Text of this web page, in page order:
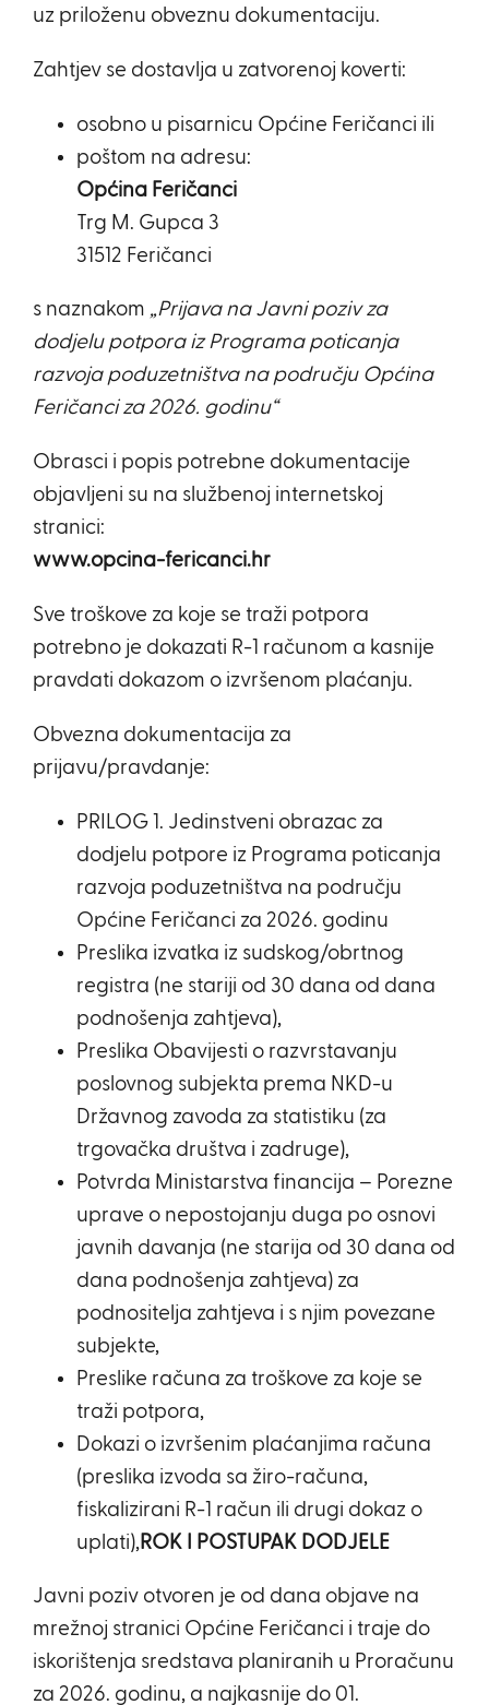
uz priloženu obveznu dokumentaciju.
Zahtjev se dostavlja u zatvorenoj koverti:
osobno u pisarnicu Općine Feričanci ili
poštom na adresu:
Općina Feričanci
Trg M. Gupca 3
31512 Feričanci
s naznakom „Prijava na Javni poziv za
dodjelu potpora iz Programa poticanja
razvoja poduzetništva na području Općina
Feričanci za 2026. godinu“
Obrasci i popis potrebne dokumentacije
objavljeni su na službenoj internetskoj
stranici:
www.opcina-fericanci.hr
Sve troškove za koje se traži potpora
potrebno je dokazati R-1 računom a kasnije
pravdati dokazom o izvršenom plaćanju.
Obvezna dokumentacija za
prijavu/pravdanje:
PRILOG 1. Jedinstveni obrazac za
dodjelu potpore iz Programa poticanja
razvoja poduzetništva na području
Općine Feričanci za 2026. godinu
Preslika izvatka iz sudskog/obrtnog
registra (ne stariji od 30 dana od dana
podnošenja zahtjeva),
Preslika Obavijesti o razvrstavanju
poslovnog subjekta prema NKD-u
Državnog zavoda za statistiku (za
trgovačka društva i zadruge),
Potvrda Ministarstva financija – Porezne
uprave o nepostojanju duga po osnovi
javnih davanja (ne starija od 30 dana od
dana podnošenja zahtjeva) za
podnositelja zahtjeva i s njim povezane
subjekte,
Preslike računa za troškove za koje se
traži potpora,
Dokazi o izvršenim plaćanjima računa
(preslika izvoda sa žiro-računa,
fiskalizirani R-1 račun ili drugi dokaz o
uplati),ROK I POSTUPAK DODJELE
Javni poziv otvoren je od dana objave na
mrežnoj stranici Općine Feričanci i traje do
iskorištenja sredstava planiranih u Proračunu
za 2026. godinu, a najkasnije do 01.